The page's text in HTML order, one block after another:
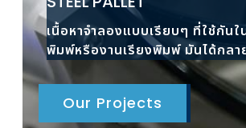
เนื้อหาจำลองแบบเรียบๆ ที่ใช้กันใ
พิมพ์หรืองานเรียงพิมพ์ มันได้กลา
เนื้อหาจำลองมาตรฐาน
Our Projects